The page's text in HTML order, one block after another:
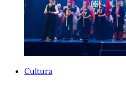
Cultura